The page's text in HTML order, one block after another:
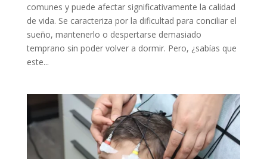
comunes y puede afectar significativamente la calidad
de vida. Se caracteriza por la dificultad para conciliar el
sueño, mantenerlo o despertarse demasiado
temprano sin poder volver a dormir. Pero, ¿sabías que
este...